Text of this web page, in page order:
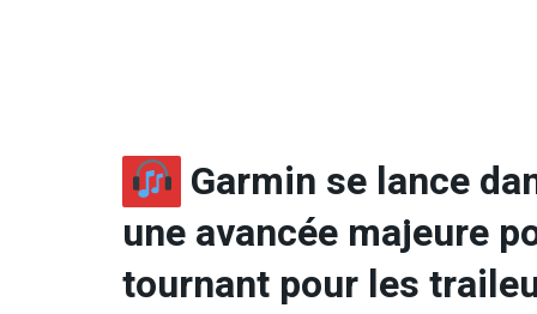
Garmin se lance
une avancée majeure
tournant pour les